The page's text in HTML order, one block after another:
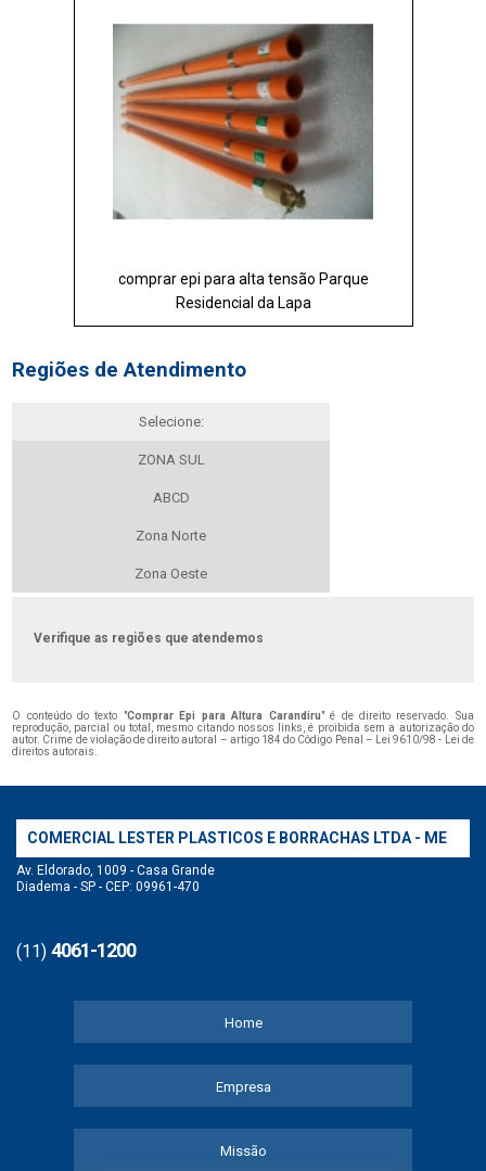
comprar epi para alta tensão Parque
Residencial da Lapa
Regiões de Atendimento
Selecione:
ZONA SUL
ABCD
Zona Norte
Zona Oeste
Verifique as regiões que atendemos
O conteúdo do texto "Comprar Epi para Altura Carandiru" é de direito reservado. Sua
reprodução, parcial ou total, mesmo citando nossos links, é proibida sem a autorização do
autor. Crime de violação de direito autoral – artigo 184 do Código Penal –
Lei 9610/98 - Lei de
direitos autorais
COMERCIAL LESTER PLASTICOS E BORRACHAS LTDA - ME
Av. Eldorado, 1009 - Casa Grande
Diadema - SP - CEP: 09961-470
(11) 4061-1200
Home
Empresa
Missão